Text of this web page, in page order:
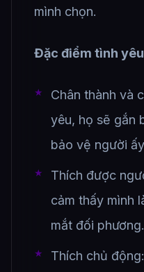
mình chọn.
Đặc điểm tình
Chân thành và
yêu, họ sẽ gắn
bảo vệ người
Thích được
cảm thấy mình
mắt đối phương.
Thích chủ